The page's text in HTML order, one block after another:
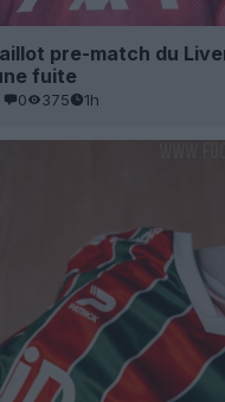
pre-match du
fuite
0 375 1h